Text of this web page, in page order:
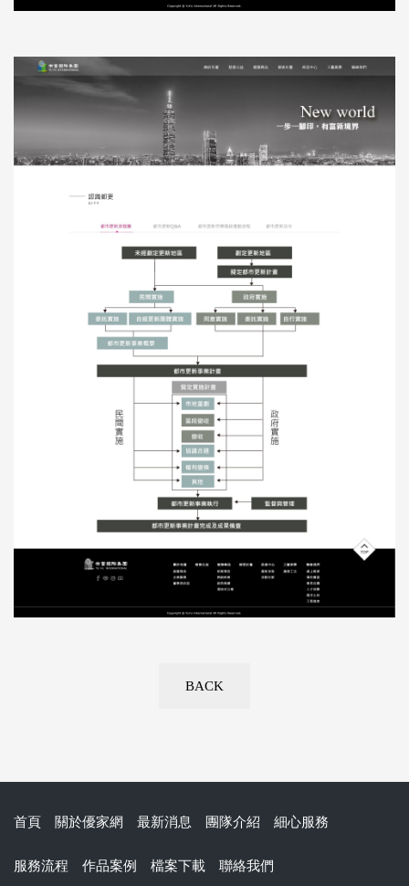
BACK
首頁 關於優家網 最新消息 團隊介紹 細心服務
服務流程 作品案例 檔案下載 聯絡我們